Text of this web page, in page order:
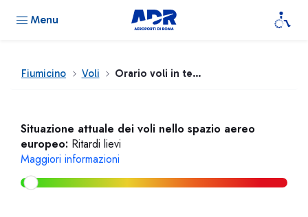
Menu
Fiumicino Voli Orario voli in tempo reale
Situazione attuale dei voli nello spazio aereo
europeo: Ritardi lievi
Maggiori informazioni